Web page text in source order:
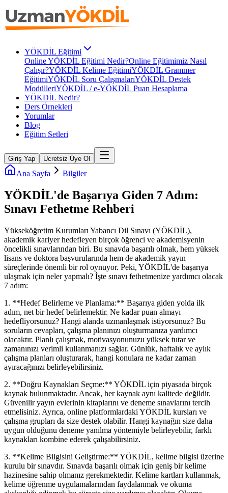
YÖKDİL Eğitimi
Online YÖKDİL Eğitimi Nedir?Online Eğitimimiz Nasıl
Çalışır?YÖKDİL Kelime EğitimiYÖKDİL Grammer
EğitimiYÖKDİL Soru ÇalışmalarıYÖKDİL Destek
ModülleriYÖKDİL / e-YÖKDİL Puan Hesaplama
YÖKDİL Nedir?
Ders Örnekleri
Yorumlar
Blog
Eğitim Setleri
Giriş Yap Ücretsiz Üye Ol
Ana Sayfa Bilgiler
YÖKDİL'de Başarıya Giden 7 Adım:
Sınavı Fethetme Rehberi
Yükseköğretim Kurumları Yabancı Dil Sınavı (YÖKDİL),
akademik kariyer hedefleyen birçok öğrenci ve akademisyenin
öncelikli sınavlarından biri. Bu sınavda başarılı olmak, hem yüksek
lisans ve doktora başvurularında hem de akademik yayın
süreçlerinde önemli bir rol oynuyor. Peki, YÖKDİL'de başarıya
ulaşmak için neler yapmalı? İşte sınavı fethetmenize yardımcı olacak
7 adım:
1. **Hedef Belirleme ve Planlama:** Başarıya giden yolda ilk
adım, net bir hedef belirlemektir. Ne kadar puan almayı
hedefliyorsunuz? Hangi alanda uzmanlaşmak istiyorsunuz? Bu
soruların cevapları, çalışma planınızı oluşturmanıza yardımcı
olacaktır. Planlı çalışmak, motivasyonunuzu yüksek tutar ve
zamanınızı verimli kullanmanızı sağlar. Günlük, haftalık ve aylık
çalışma planları oluşturarak, hangi konulara ne kadar zaman
ayıracağınızı belirleyebilirsiniz.
2. **Doğru Kaynakları Seçme:** YÖKDİL için piyasada birçok
kaynak bulunmaktadır. Ancak, her kaynak aynı kalitede değildir.
Güvenilir yayın evlerinin kitaplarını ve deneme sınavlarını tercih
etmelisiniz. Ayrıca, online platformlardaki YÖKDİL kursları ve
çalışma grupları da size destek olabilir. Hangi kaynağın size daha
uygun olduğunu deneme yanılma yöntemiyle belirleyebilir, farklı
kaynakları kombine ederek çalışabilirsiniz.
3. **Kelime Bilgisini Geliştirme:** YÖKDİL, kelime bilgisi üzerine
kurulu bir sınavdır. Sınavda başarılı olmak için geniş bir kelime
hazinesine sahip olmanız gerekmektedir. Kelime kartları kullanmak,
kelime öğrenme uygulamalarından faydalanmak ve okuma